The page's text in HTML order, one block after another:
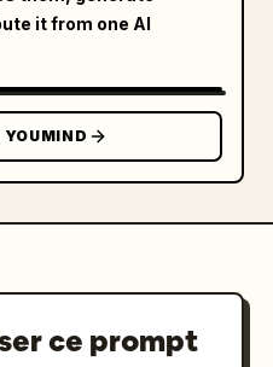
it from one AI
YOUMIND
ce prompt